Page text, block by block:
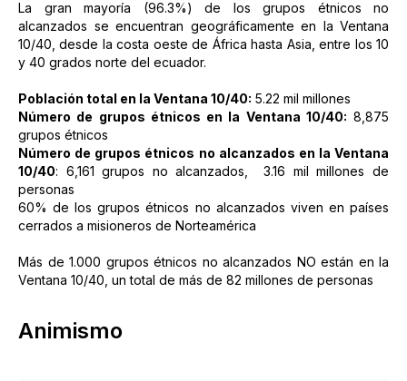
La gran mayoría (96.3%) de los grupos étnicos no
alcanzados se encuentran geográficamente en la Ventana
10/40, desde la costa oeste de África hasta Asia, entre los 10
y 40 grados norte del ecuador.
Población total en la Ventana 10/40: 5.22 mil millones
Número de grupos étnicos en la Ventana 10/40: 8,875
grupos étnicos
Número de grupos étnicos no alcanzados en la Ventana
10/40: 6,161 grupos no alcanzados, 3.16 mil millones de
personas
60% de los grupos étnicos no alcanzados viven en países
cerrados a misioneros de Norteamérica
Más de 1.000 grupos étnicos no alcanzados NO están en la
Ventana 10/40, un total de más de 82 millones de personas
Animismo